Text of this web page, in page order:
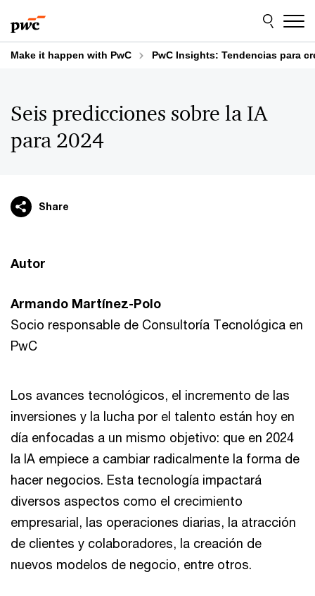
to
content
to
footer
Make it happen with PwC PwC Insights: Tendencias para
Seis predicciones sobre la IA
para 2024
Share
Autor
Armando Martínez-Polo
Socio responsable de Consultoría Tecnológica en
PwC
Los avances tecnológicos, el incremento de las
inversiones y la lucha por el talento están hoy en
día enfocadas a un mismo objetivo: que en 2024
la IA empiece a cambiar radicalmente la forma de
hacer negocios. Esta tecnología impactará
diversos aspectos como el crecimiento
empresarial, las operaciones diarias, la atracción
de clientes y colaboradores, la creación de
nuevos modelos de negocio, entre otros.